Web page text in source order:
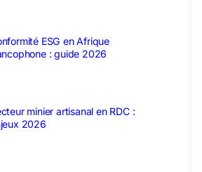
ESG en Afrique
: guide 2026
minier artisanal en RDC :
2026